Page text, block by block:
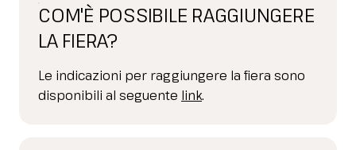
COM'È POSSIBILE RAGGIUNGERE
LA FIERA?
Le indicazioni per raggiungere la fiera sono
disponibili al seguente link.